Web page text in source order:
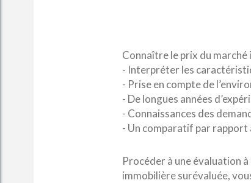
Connaître le prix du marché
- Interpréter les
- Prise en compte de
- De longues années
- Connaissances des
- Un comparatif par rapport
Procéder à une évaluation
immobilière surévaluée,